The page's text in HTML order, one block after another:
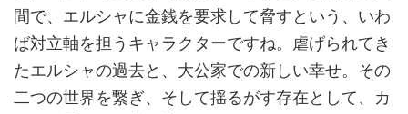
間で、エルシャに金銭を要求して脅すという、いわ
ば対立軸を担うキャラクターですね。虐げられてき
たエルシャの過去と、大公家での新しい幸せ。その
二つの世界を繋ぎ、そして揺るがす存在として、カ